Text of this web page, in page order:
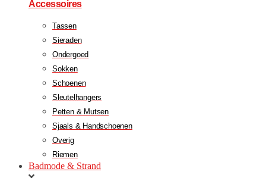
Accessoires
Tassen
Sieraden
Ondergoed
Sokken
Schoenen
Sleutelhangers
Petten & Mutsen
Sjaals & Handschoenen
Overig
Riemen
Badmode & Strand